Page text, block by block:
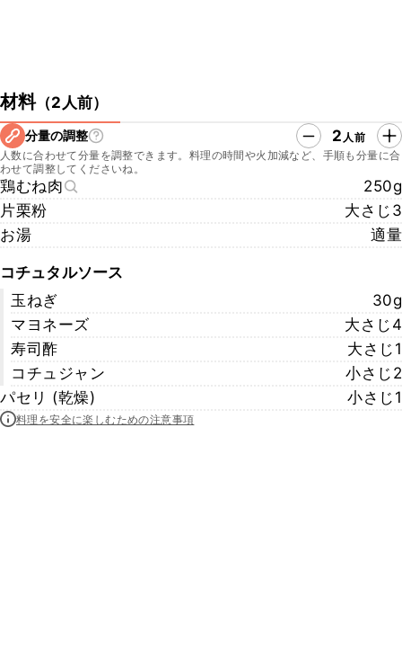
材料（2人前）
分量の調整 2 人前
人数に合わせて分量を調整できます。料理の時間や火加減など、手順も分量に合
わせて調整してくださいね。
鶏むね肉
250g
片栗粉
大さじ3
お湯
適量
コチュタルソース
玉ねぎ
30g
マヨネーズ
大さじ4
寿司酢
大さじ1
コチュジャン
小さじ2
パセリ (乾燥)
小さじ1
料理を安全に楽しむための注意事項